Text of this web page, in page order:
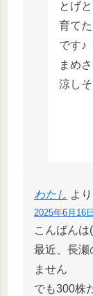
とげ
育て
です♪
まめ
涼し
わたし よ
2025年6月16
こんばんは
最近、長瀬
ません
でも300株